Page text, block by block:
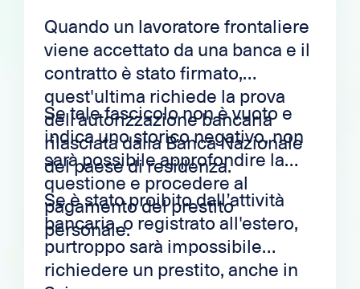
Quando un lavoratore frontaliere
viene accettato da una banca e il
contratto è stato firmato,
quest'ultima richiede la prova
dell'autorizzazione bancaria
rilasciata dalla Banca Nazionale
del paese di residenza.
Se tale fascicolo non è vuoto e
indica uno storico negativo, non
sarà possibile approfondire la
questione e procedere al
pagamento del prestito
personale.
Se è stato proibito dall’attività
bancaria, o registrato all'estero,
purtroppo sarà impossibile
richiedere un prestito, anche in